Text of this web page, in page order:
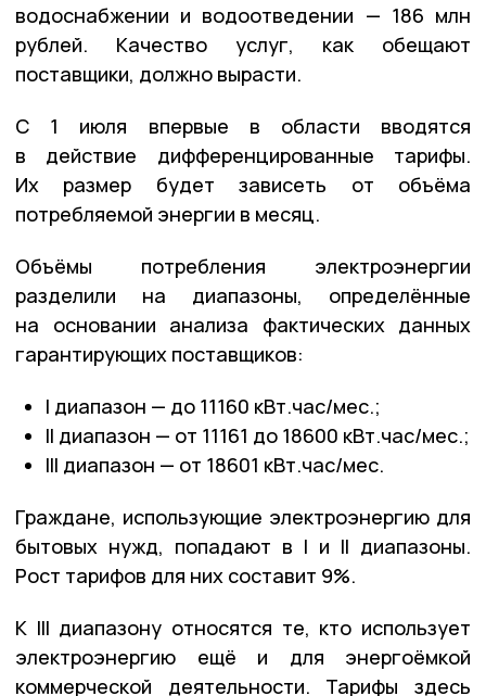
водоснабжении и водоотведении — 186 млн
рублей. Качество услуг, как обещают
поставщики, должно вырасти.
С 1 июля впервые в области вводятся
в действие дифференцированные тарифы.
Их размер будет зависеть от объёма
потребляемой энергии в месяц.
Объёмы потребления электроэнергии
разделили на диапазоны, определённые
на основании анализа фактических данных
гарантирующих поставщиков:
I диапазон — до 11160 кВт.час/мес.;
II диапазон — от 11161 до 18600 кВт.час/мес.;
III диапазон — от 18601 кВт.час/мес.
Граждане, использующие электроэнергию для
бытовых нужд, попадают в I и II диапазоны.
Рост тарифов для них составит 9%.
К III диапазону относятся те, кто использует
электроэнергию ещё и для энергоёмкой
коммерческой деятельности. Тарифы здесь